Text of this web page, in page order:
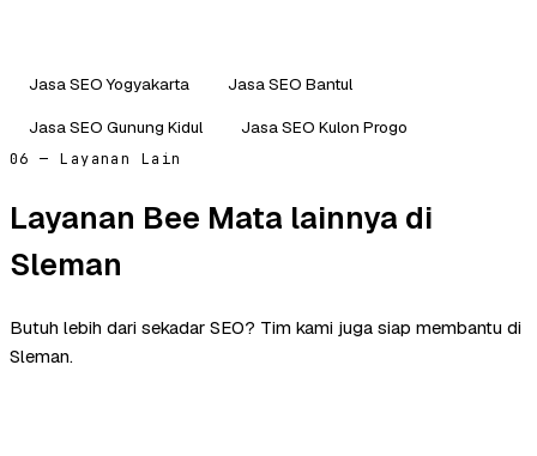
Jasa SEO Yogyakarta
Jasa SEO Bantul
Jasa SEO Gunung Kidul
Jasa SEO Kulon Progo
06 — Layanan Lain
Layanan Bee Mata lainnya di
Sleman
Butuh lebih dari sekadar SEO? Tim kami juga siap membantu di
Sleman.